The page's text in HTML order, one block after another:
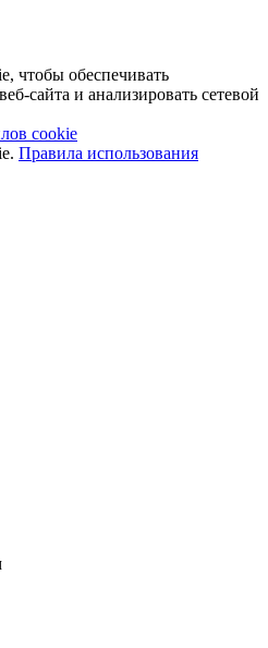
чтобы обеспечивать
сайта и анализировать сетевой
cookie
Правила использования